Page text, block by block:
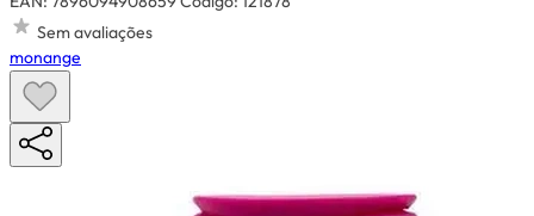
Sem avaliações
monange